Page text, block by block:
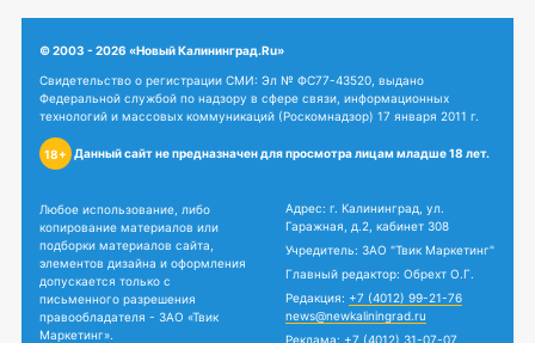
© 2003 - 2026 «Новый Калининград.Ru»
Свидетельство о регистрации СМИ: Эл № ФС77-43520, выдано
Федеральной службой по надзору в сфере связи, информационных
технологий и массовых коммуникаций (Роскомнадзор) 17 января 2011 г.
18+ Данный сайт не предназначен для просмотра лицам младше 18 лет.
Любое использование, либо
копирование материалов или
подборки материалов сайта,
элементов дизайна и оформления
допускается только с
письменного разрешения
правообладателя - ЗАО «Твик
Маркетинг».
Адрес: г. Калининград, ул.
Гаражная, д.2, кабинет 308
Учредитель: ЗАО "Твик Маркетинг"
Главный редактор: Обрехт О.Г.
Редакция: +7 (4012) 99-21-76
news@newkaliningrad.ru
Реклама: +7 (4012) 31-07-07